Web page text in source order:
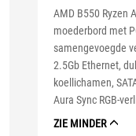
AMD B550 Ryzen
moederbord met
samengevoegde
2.5Gb Ethernet,
koellichamen,
Aura Sync RGB-
ZIE MINDER